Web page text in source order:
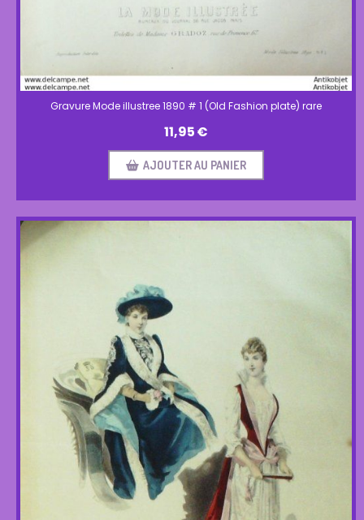
Gravure Mode illustree 1890 # 1 (Old Fashion plate) rare
11,95€
AJOUTER AU PANIER